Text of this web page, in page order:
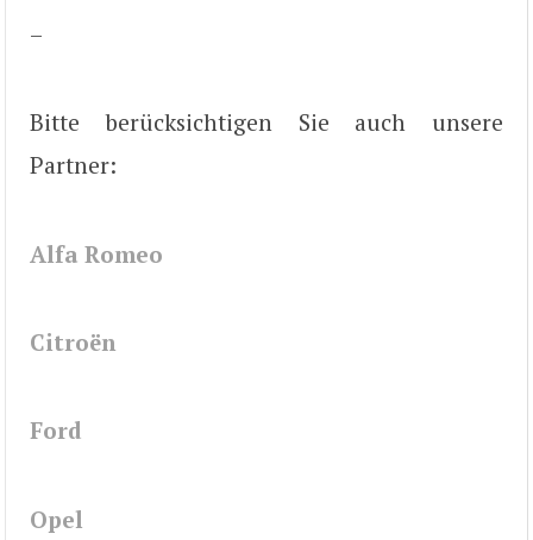
–
Bitte berücksichtigen Sie auch unsere
Partner:
Alfa Romeo
Citroën
Ford
Opel